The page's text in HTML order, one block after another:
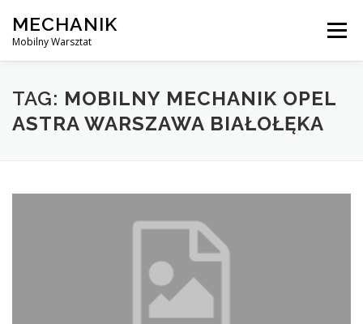
content
MECHANIK
Mobilny Warsztat
Menu
MOBILNY MECHANIK ELEKTRYK SAMOCHODOWY
TAG: MOBILNY MECHANIK OPEL
ASTRA WARSZAWA BIAŁOŁĘKA